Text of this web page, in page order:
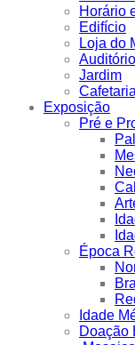
Horário
Edifício
Loja do
Auditório
Jardim
Cafetaria
Exposição
Pré e
Época
Idade
Doação